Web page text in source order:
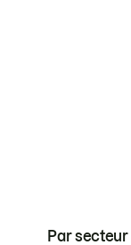
Par secteur